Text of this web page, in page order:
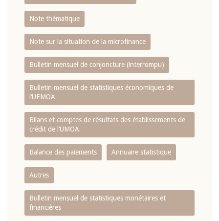
Note thématique
Note sur la situation de la microfinance
Bulletin mensuel de conjoncture (interrompu)
Bulletin mensuel de statistiques économiques de
l‘UEMOA
Bilans et comptes de résultats des établissements de
crédit de l‘UMOA
Balance des paiements Annuaire statistique
Autres
Bulletin mensuel de statistiques monétaires et
financières